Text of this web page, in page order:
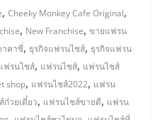
,Cheeky Monkey Cafe Original,
, New Franchise,ขายแฟรน
าคาซี่, ธุรกิจแฟรนไชส์, ธุรกิจแฟรน
ฟรนไชส์, แฟรนไชส์, แฟรนไชส์
shop, แฟรนไชส์2022, แฟรน
วยเตี๋ยว, แฟรนไชส์ขายดี, แฟรน